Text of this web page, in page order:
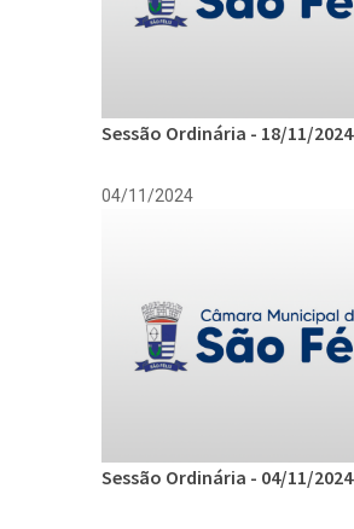
Sessão Ordinária - 18/11/2024
04/11/2024
Sessão Ordinária - 04/11/2024